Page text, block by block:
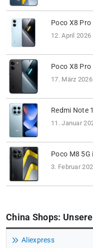
Poco X8 Pro
12. April 2026
Poco X8 Pro
17. März 2026
Redmi Note
11. Januar
Poco M8 5G
3. Februar
China Shops:
Aliexpress